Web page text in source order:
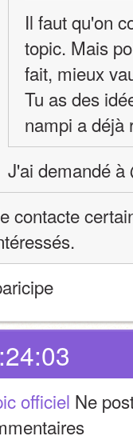
Il faut qu'on
topic. Mais
fait, mieux
Tu as des
nampi a déjà
J'ai demandé à
contacte
officiel Ne